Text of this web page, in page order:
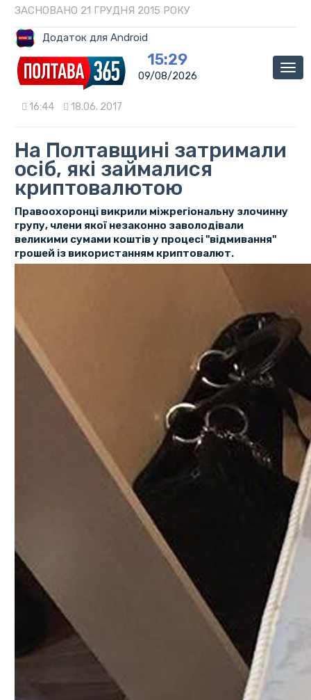
ЗАСНОВАНО 21 ГРУДНЯ 2015 РОКУ
Додаток для Android
15:29
09/08/2026
16:44 18.06. 2017
На Полтавщині затримали
осіб, які займалися
криптовалютою
Правоохоронці викрили міжрегіональну злочинну
групу, члени якої незаконно заволодівали
великими сумами коштів у процесі "відмивання"
грошей із використанням криптовалют.